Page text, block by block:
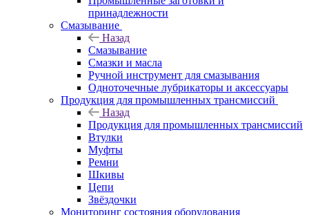
принадлежности
Смазывание
Назад
Смазывание
Смазки и масла
Ручной инструмент для смазывания
Одноточечные лубрикаторы и аксессуары
Продукция для промышленных трансмиссий
Назад
Продукция для промышленных трансмиссий
Втулки
Муфты
Ремни
Шкивы
Цепи
Звёздочки
Мониторинг состояния оборудования